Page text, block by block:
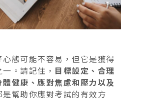
態可能不容易，但它是獲得
。請記住， 目標設定、合理
健康、應對焦慮和壓力以及
是幫助你應對考試的有效方